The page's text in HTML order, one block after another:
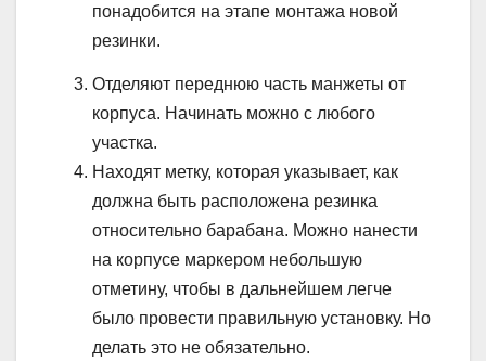
понадобится на этапе монтажа новой
резинки.
Отделяют переднюю часть манжеты от
корпуса. Начинать можно с любого
участка.
Находят метку, которая указывает, как
должна быть расположена резинка
относительно барабана. Можно нанести
на корпусе маркером небольшую
отметину, чтобы в дальнейшем легче
было провести правильную установку. Но
делать это не обязательно.